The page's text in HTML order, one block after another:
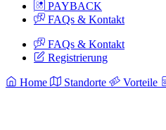
PAYBACK
FAQs & Kontakt
FAQs & Kontakt
Registrierung
Home Standorte Vorteile